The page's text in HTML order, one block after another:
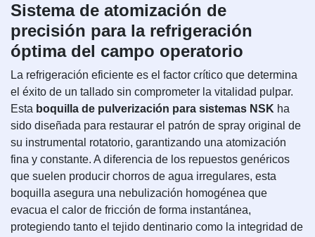
Sistema de atomización de
precisión para la refrigeración
óptima del campo operatorio
La refrigeración eficiente es el factor crítico que determina
el éxito de un tallado sin comprometer la vitalidad pulpar.
Esta boquilla de pulverización para sistemas NSK ha
sido diseñada para restaurar el patrón de spray original de
su instrumental rotatorio, garantizando una atomización
fina y constante. A diferencia de los repuestos genéricos
que suelen producir chorros de agua irregulares, esta
boquilla asegura una nebulización homogénea que
evacua el calor de fricción de forma instantánea,
protegiendo tanto el tejido dentinario como la integridad de